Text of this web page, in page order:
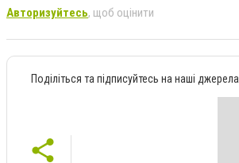
Авторизуйтесь, щоб оцінити
Поділіться та підписуйтесь на наші джерела